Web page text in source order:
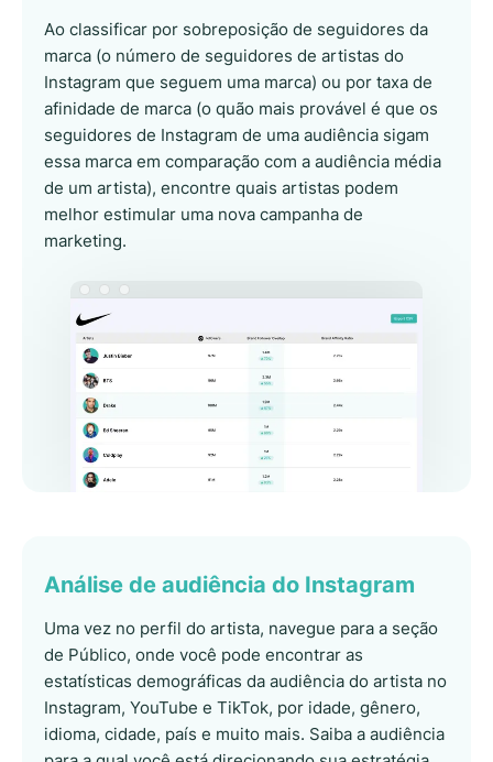
Ao classificar por sobreposição de seguidores da
marca (o número de seguidores de artistas do
Instagram que seguem uma marca) ou por taxa de
afinidade de marca (o quão mais provável é que os
seguidores de Instagram de uma audiência sigam
essa marca em comparação com a audiência média
de um artista), encontre quais artistas podem
melhor estimular uma nova campanha de
marketing.
Análise de audiência do Instagram
Uma vez no perfil do artista, navegue para a seção
de Público, onde você pode encontrar as
estatísticas demográficas da audiência do artista no
Instagram, YouTube e TikTok, por idade, gênero,
idioma, cidade, país e muito mais. Saiba a audiência